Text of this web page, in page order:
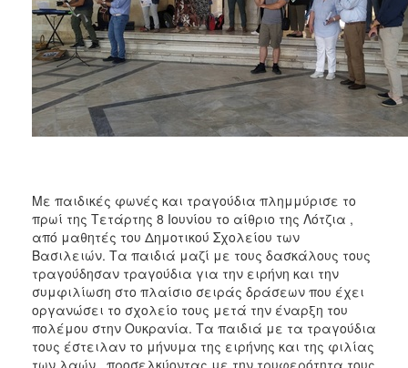
2006
ΤΟΠΟΣ
ΑΝΘΕΚΤΙΚΗ
ΠΟΛΗ
Με παιδικές φωνές και τραγούδια πλημμύρισε το
πρωί της Τετάρτης 8 Ιουνίου το αίθριο της Λότζια ,
από μαθητές του Δημοτικού Σχολείου των
Βασιλειών. Τα παιδιά μαζί με τους δασκάλους τους
τραγούδησαν τραγούδια για την ειρήνη και την
συμφιλίωση στο πλαίσιο σειράς δράσεων που έχει
οργανώσει το σχολείο τους μετά την έναρξη του
πολέμου στην Ουκρανία. Τα παιδιά με τα τραγούδια
τους έστειλαν το μήνυμα της ειρήνης και της φιλίας
των λαών, προσελκύοντας με την τρυφερότητα τους